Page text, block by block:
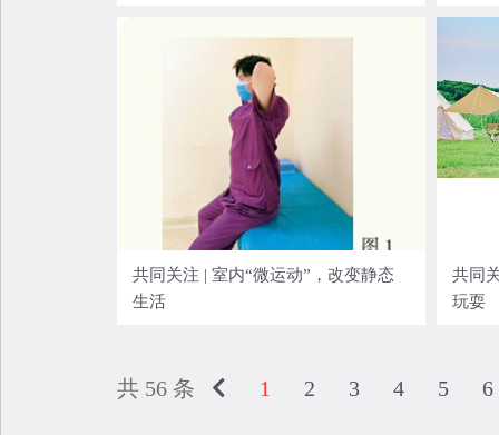
共同关注 | 室内“微运动”，改变静态
生活
共同
玩耍
共 56 条 1 2 3 4 5 6